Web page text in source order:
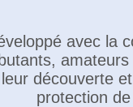
avec la
découverte
protection